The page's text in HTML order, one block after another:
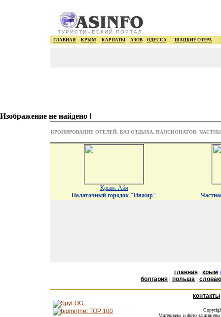
ТУРИСТИЧЕСКИЙ ПОРТАЛ
ГЛАВНАЯ КРЫМ КАРПАТЫ АЗОВ ОДЕССА ШАЦКИЕ ОЗЕРА
Изображение не найдено !
БРОНИРОВАНИЕ ОТЕЛЕЙ, БАЗ ОТДЫХА, ПАНСИОНАТОВ,
Крым: Айя
Палаточный городок "Инжир"
главная| крым
болгария | польша |
контакты
Материалы и фото защищены